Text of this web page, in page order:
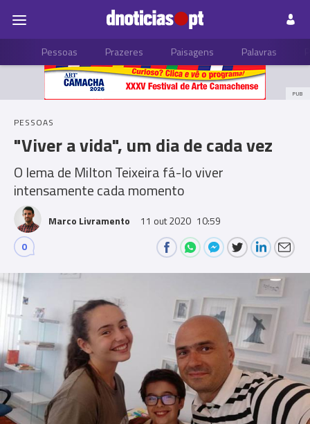
Pessoas Prazeres Paisagens Palavras
PUB
PESSOAS
"Viver a vida", um dia de cada vez
O lema de Milton Teixeira fá-lo viver
intensamente cada momento
Marco Livramento 11 out 2020 10:59
0